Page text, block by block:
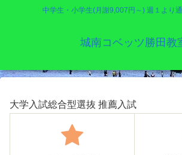
中学生・小学生(月謝9,007円～) 週１より
城南コベッツ勝田教
大学入試総合型選抜 推薦入試